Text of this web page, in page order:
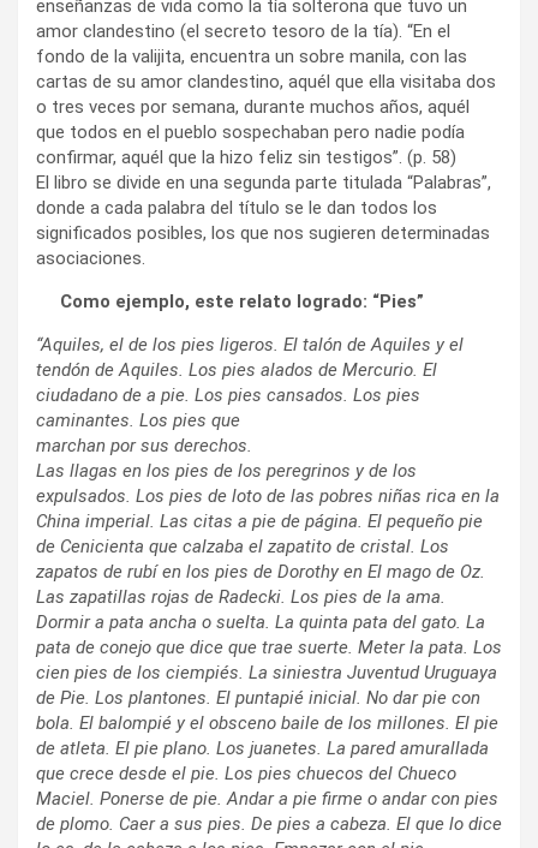
enseñanzas de vida como la tía solterona que tuvo un
amor clandestino (el secreto tesoro de la tía). “En el
fondo de la valijita, encuentra un sobre manila, con las
cartas de su amor clandestino, aquél que ella visitaba dos
o tres veces por semana, durante muchos años, aquél
que todos en el pueblo sospechaban pero nadie podía
confirmar, aquél que la hizo feliz sin testigos”. (p. 58)
El libro se divide en una segunda parte titulada “Palabras”,
donde a cada palabra del título se le dan todos los
significados posibles, los que nos sugieren determinadas
asociaciones.
Como ejemplo, este relato logrado: “Pies”
“Aquiles, el de los pies ligeros. El talón de Aquiles y el
tendón de Aquiles. Los pies alados de Mercurio. El
ciudadano de a pie. Los pies cansados. Los pies
caminantes. Los pies que
marchan por sus derechos.
Las llagas en los pies de los peregrinos y de los
expulsados. Los pies de loto de las pobres niñas rica en la
China imperial. Las citas a pie de página. El pequeño pie
de Cenicienta que calzaba el zapatito de cristal. Los
zapatos de rubí en los pies de Dorothy en El mago de Oz.
Las zapatillas rojas de Radecki. Los pies de la ama.
Dormir a pata ancha o suelta. La quinta pata del gato. La
pata de conejo que dice que trae suerte. Meter la pata. Los
cien pies de los ciempiés. La siniestra Juventud Uruguaya
de Pie. Los plantones. El puntapié inicial. No dar pie con
bola. El balompié y el obsceno baile de los millones. El pie
de atleta. El pie plano. Los juanetes. La pared amurallada
que crece desde el pie. Los pies chuecos del Chueco
Maciel. Ponerse de pie. Andar a pie firme o andar con pies
de plomo. Caer a sus pies. De pies a cabeza. El que lo dice